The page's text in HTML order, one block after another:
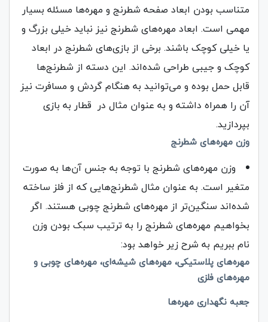
متناسب بودن ابعاد صفحه شطرنج و مهره‌ها مسئله بسیار
مهمی است. ابعاد مهره‌های شطرنج نیز نباید خیلی بزرگ و
یا خیلی کوچک باشند. برخی از بازی‌های شطرنج در ابعاد
کوچک و جیبی طراحی شده‌اند. این دسته از شطرنج‌ها
قابل حمل بوده و می‌توانید به هنگام گردش و مسافرت نیز
آن را همراه داشته و به عنوان مثال در قطار به بازی
بپردازید.
وزن مهره‌های شطرنج
وزن مهره‌های شطرنج با توجه به جنس آن‌ها به صورت
متغیر است. به عنوان مثال شطرنج‌هایی که از فلز ساخته
شده‌اند سنگین‌تر از مهره‌های شطرنج چوبی هستند. اگر
بخواهیم مهره‌های شطرنج را به ترتیب سبک بودن وزن
نام ببریم به شرح زیر خواهد بود:
مهره‌های پلاستیکی، مهره‌های شیشه‌ای، مهره‌های چوبی و
مهره‌های فلزی
جعبه نگهداری مهره‌ها